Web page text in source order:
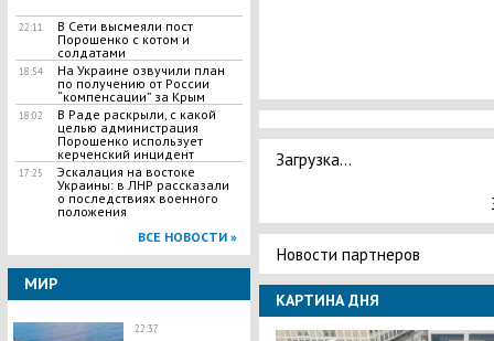
22:11
В Сети высмеяли пост
Порошенко с котом и
солдатами
18:54
На Украине озвучили план
по получению от России
“компенсации” за Крым
18:02
В Раде раскрыли, с какой
целью администрация
Порошенко использует
керченский инцидент
17:25
​Эскалация на востоке
Украины: в ЛНР рассказали
о последствиях военного
положения
ВСЕ НОВОСТИ »
МИР
22:37
Загрузка...
Новости партнеров
КАРТИНА ДНЯ